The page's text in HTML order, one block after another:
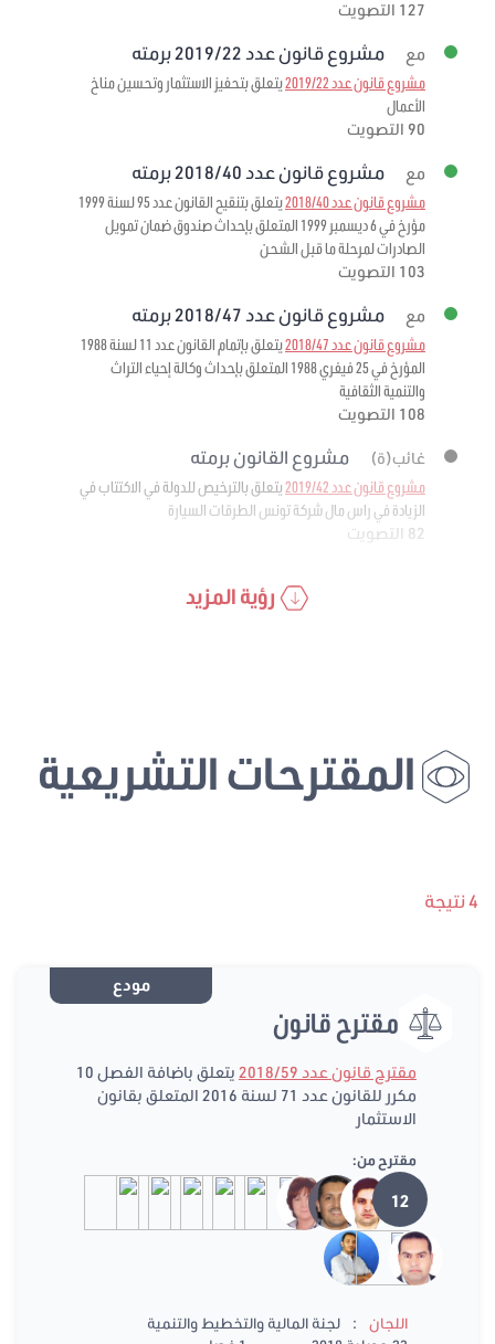
127 التصويت
مع مشروع قانون عدد 2019/22 برمته
مشروع قانون عدد 2019/22
يتعلق بتحفيز الاستثمار وتحسين مناخ
الأعمال
90 التصويت
مع مشروع قانون عدد 2018/40 برمته
مشروع قانون عدد 2018/40
يتعلق بتنقيح القانون عدد 95 لسنة 1999
مؤرخ في 6 ديسمبر 1999 المتعلق بإحداث صندوق ضمان تمويل
الصادرات لمرحلة ما قبل الشحن
103 التصويت
مع مشروع قانون عدد 2018/47 برمته
مشروع قانون عدد 2018/47
يتعلق بإتمام القانون عدد 11 لسنة 1988
المؤرخ في 25 فيفري 1988 المتعلق بإحداث وكالة إحياء التراث
والتنمية الثقافية
108 التصويت
غائب(ة) مشروع القانون برمته
مشروع قانون عدد 2019/42
يتعلق بالترخيص للدولة في الاكتتاب في
الزيادة في راس مال شركة تونس الطرقات السيارة
82 التصويت
رؤية المزيد
المقترحات التشريعية
4 نتيجة
مودع
مقترح قانون
مقترح قانون عدد 2018/59
يتعلق باضافة الفصل 10
مكرر للقانون عدد 71 لسنة 2016 المتعلق بقانون
الاستثمار
مقترح من:
12
اللجان :
لجنة المالية والتخطيط والتنمية